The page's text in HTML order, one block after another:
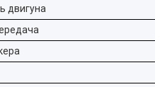
двигуна